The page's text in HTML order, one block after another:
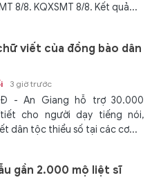
8/8. KQXSMT 8/8. Kết quả...
viết của đồng bào dân
3 giờ trước
- An Giang hỗ trợ 30.000
cho người dạy tiếng nói,
dân tộc thiểu số tại các cơ...
gần 2.000 mộ liệt sĩ